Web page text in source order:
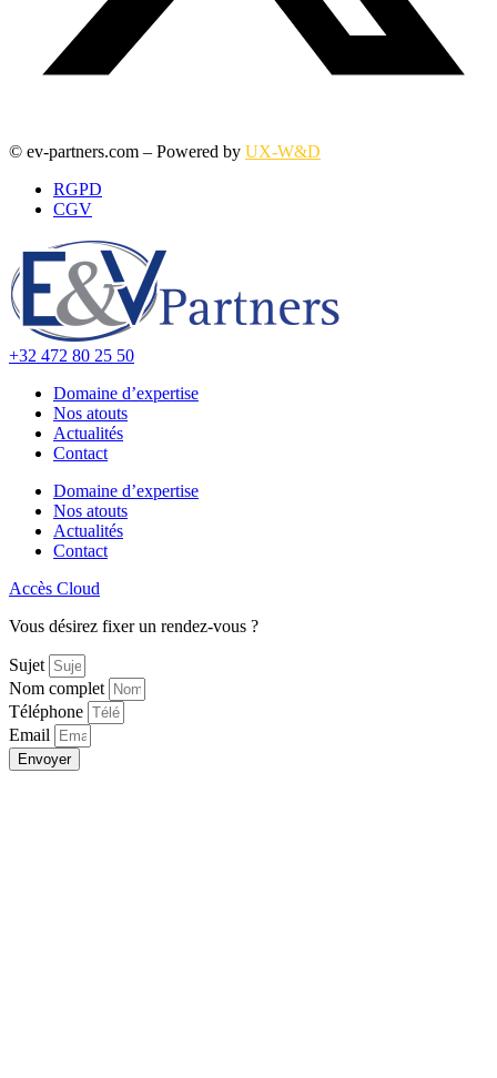
© ev-partners.com – Powered by UX-W&D
RGPD
CGV
+32 472 80 25 50
Domaine d’expertise
Nos atouts
Actualités
Contact
Domaine d’expertise
Nos atouts
Actualités
Contact
Accès Cloud
Vous désirez fixer un rendez-vous ?
Sujet
Nom complet
Téléphone
Email
Envoyer